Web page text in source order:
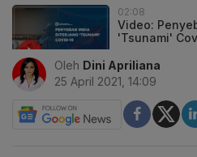
02:08
Video:
'Tsunami'
Oleh Dini Apriliana
25 April 2021, 14:09